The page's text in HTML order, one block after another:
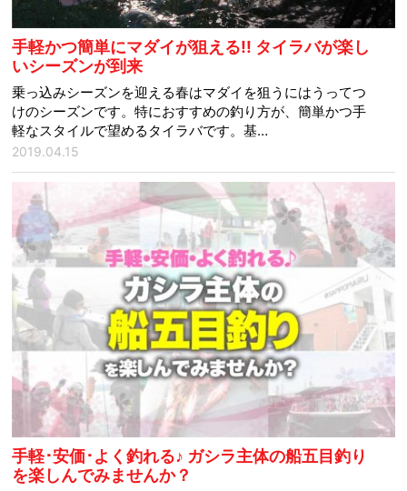
手軽かつ簡単にマダイが狙える!! タイラバが楽し
いシーズンが到来
乗っ込みシーズンを迎える春はマダイを狙うにはうってつ
けのシーズンです。特におすすめの釣り方が、簡単かつ手
軽なスタイルで望めるタイラバです。基…
2019.04.15
手軽･安価･よく釣れる♪ ガシラ主体の船五目釣り
を楽しんでみませんか？